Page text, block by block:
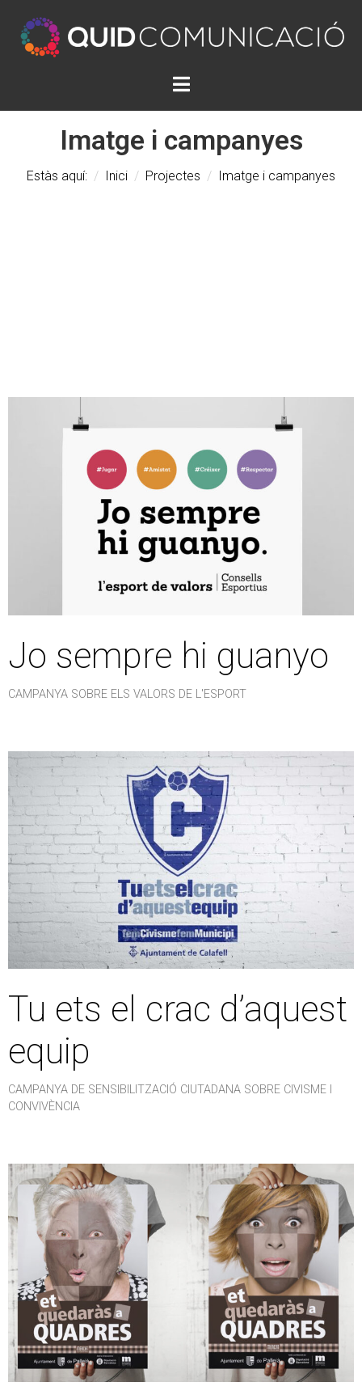
Imatge i campanyes
Estàs aquí: / Inici / Projectes / Imatge i campanyes
Jo sempre hi guanyo
CAMPANYA SOBRE ELS VALORS DE L'ESPORT
Tu ets el crac d’aquest
equip
CAMPANYA DE SENSIBILITZACIÓ CIUTADANA SOBRE CIVISME I
CONVIVÈNCIA